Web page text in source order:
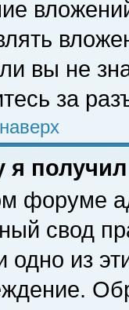
вы не
за
я
форуме
свод
одно из